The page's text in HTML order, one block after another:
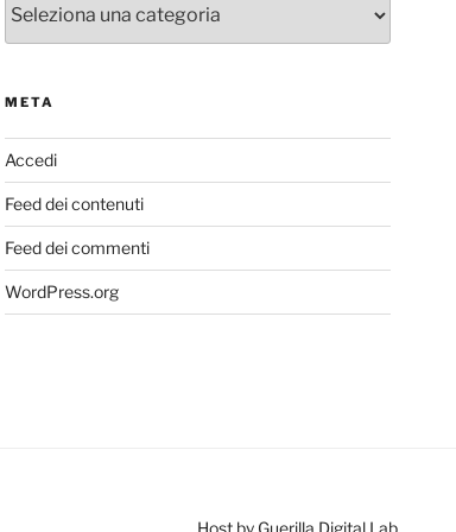
META
Accedi
Feed dei contenuti
Feed dei commenti
WordPress.org
Host by Guerilla Digital Lab